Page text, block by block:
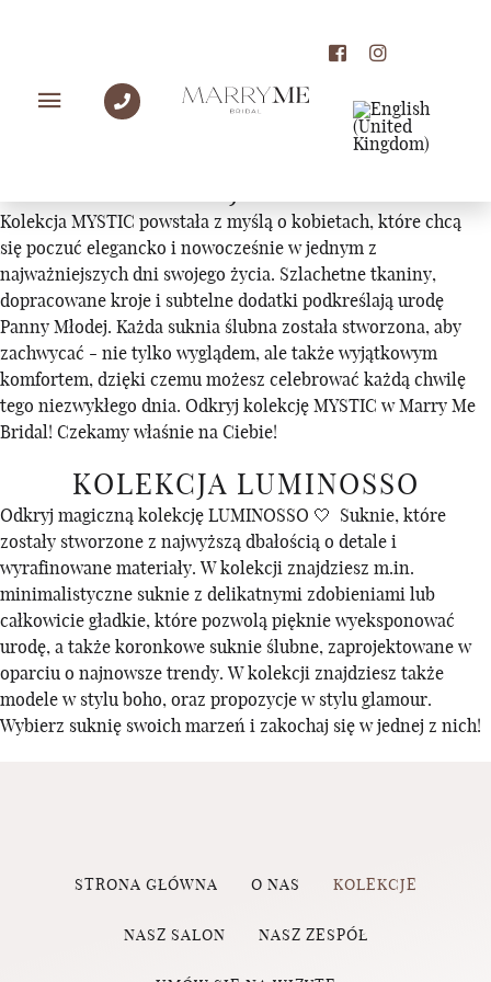
KOLEKCJE
Kolekcja MYSTIC powstała z myślą o kobietach, które chcą
się poczuć elegancko i nowocześnie w jednym z
najważniejszych dni swojego życia. Szlachetne tkaniny,
dopracowane kroje i subtelne dodatki podkreślają urodę
Panny Młodej. Każda suknia ślubna została stworzona, aby
zachwycać - nie tylko wyglądem, ale także wyjątkowym
komfortem, dzięki czemu możesz celebrować każdą chwilę
tego niezwykłego dnia. Odkryj kolekcję MYSTIC w Marry Me
Bridal! Czekamy właśnie na Ciebie!
KOLEKCJA LUMINOSSO
Odkryj magiczną kolekcję LUMINOSSO 🤍 Suknie, które
zostały stworzone z najwyższą dbałością o detale i
wyrafinowane materiały. W kolekcji znajdziesz m.in.
minimalistyczne suknie z delikatnymi zdobieniami lub
całkowicie gładkie, które pozwolą pięknie wyeksponować
urodę, a także koronkowe suknie ślubne, zaprojektowane w
oparciu o najnowsze trendy. W kolekcji znajdziesz także
modele w stylu boho, oraz propozycje w stylu glamour.
Wybierz suknię swoich marzeń i zakochaj się w jednej z nich!
STRONA GŁÓWNA O NAS KOLEKCJE
NASZ SALON NASZ ZESPÓŁ